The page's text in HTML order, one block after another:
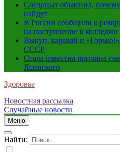
Следопыт объяснил,
найдут
В России сообщили о
на поступление в колледжи
Выкуп, каравай и
СССР
Стала известна причина
Ясинского
Здоровье
Новостная рассылка
Случайные новости
Меню
Найти: